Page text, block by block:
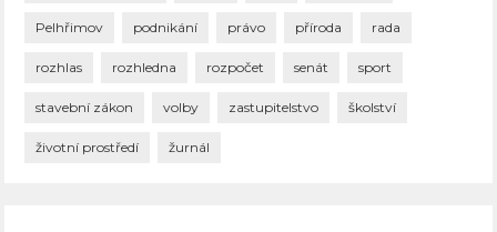
Pelhřimov podnikání právo příroda rada
rozhlas rozhledna rozpočet senát sport
stavební zákon volby zastupitelstvo školství
životní prostředí žurnál